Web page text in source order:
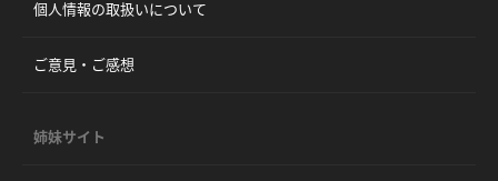
個人情報の取扱いについて
ご意見・ご感想
姉妹サイト